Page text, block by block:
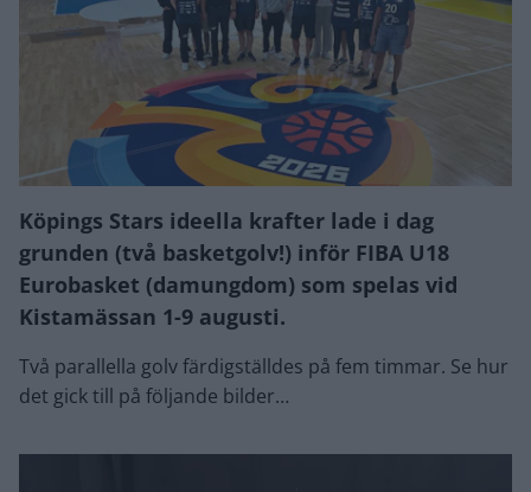
Köpings Stars ideella krafter lade i dag
grunden (två basketgolv!) inför FIBA U18
Eurobasket (damungdom) som spelas vid
Kistamässan 1-9 augusti.
Två parallella golv färdigställdes på fem timmar. Se hur
det gick till på följande bilder…